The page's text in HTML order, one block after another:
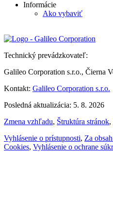
Informácie
Ako vybaviť
Technický prevádzkovateľ:
Galileo Corporation s.r.o., Čierna
Kontakt: Galileo Corporation s.r.o.
Posledná aktualizácia: 5. 8. 2026
Zmena vzhľadu, Štruktúra stránok,
Vyhlásenie o prístupnosti, Za
Cookies, Vyhlásenie o ochrane